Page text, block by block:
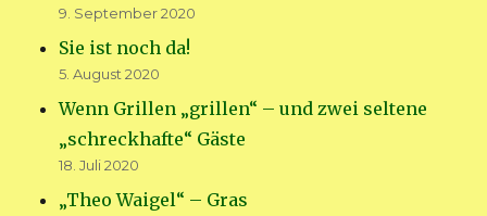
9. September 2020
Sie ist noch da!
5. August 2020
Wenn Grillen „grillen“ – und zwei seltene
„schreckhafte“ Gäste
18. Juli 2020
„Theo Waigel“ – Gras